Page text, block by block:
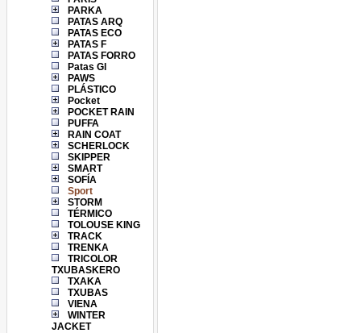
PARKA
PATAS ARQ
PATAS ECO
PATAS F
PATAS FORRO
Patas Gl
PAWS
PLÁSTICO
Pocket
POCKET RAIN
PUFFA
RAIN COAT
SCHERLOCK
SKIPPER
SMART
SOFÍA
Sport
STORM
TÉRMICO
TOLOUSE KING
TRACK
TRENKA
TRICOLOR
TXUBASKERO
TXAKA
TXUBAS
VIENA
WINTER
JACKET